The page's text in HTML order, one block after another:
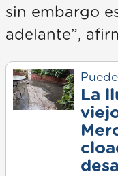
sin embargo
adelante”,
La